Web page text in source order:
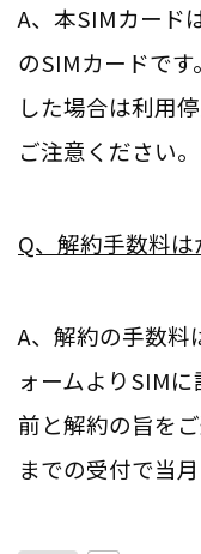
A、本SIMカード
のSIMカードで
した場合は利用
ご注意ください。
Q、解約手数料は
A、解約の手数料
ォームよりSIM
前と解約の旨を
までの受付で当